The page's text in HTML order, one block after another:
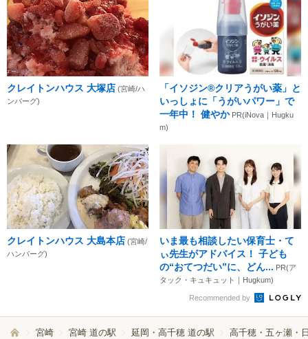
クレイトンハウス 大塚店 (宮崎/ハ
ンバーグ)
「イソジン®クリアうがい薬」と
いっしょに「うがいパワー」で
一年中！ 健やか PR(iNova｜Hugku
m)
クレイトンハウス 大島本店 (宮崎/
ハンバーグ)
いま最も相談したい保育士・て
ぃ先生がアドバイス！ 子ども
の“おてつだい”に、どん... PR(ア
タック・キュキュット｜Hugkum)
Recommended by
宮崎 宮崎 道の駅 延岡・高千穂 道の駅 高千穂・五ヶ瀬・